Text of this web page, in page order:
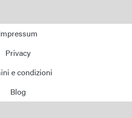
Privacy
e condizioni
Blog